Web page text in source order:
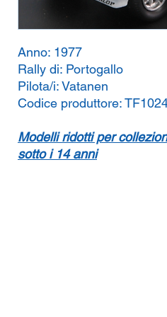
Anno: 1977
Rally di: Portogallo
Pilota/i:Vatanen
Codice produttore:
Modelli ridotti per
sotto i 14 anni